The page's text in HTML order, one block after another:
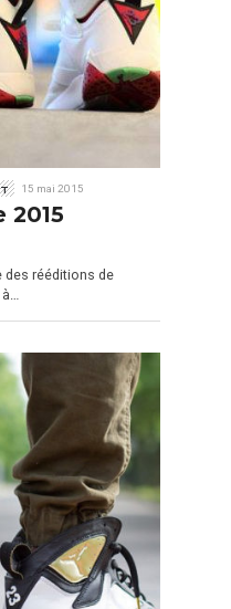
15 mai 2015
2015
des rééditions de
à…